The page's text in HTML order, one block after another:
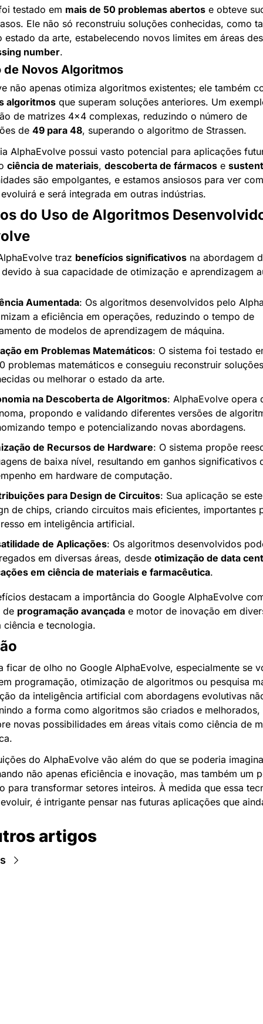
testado em mais de 50 problemas abertos
Ele não só reconstruiu soluções conhecidas, como
estado da arte, estabelecendo novos limites em áreas
number.
de Novos Algoritmos
algoritmos que superam soluções anteriores. Um
de matrizes 4x4 complexas, reduzindo o número de
de 49 para 48, superando o algoritmo de Strassen.
AlphaEvolve possui vasto potencial para aplicações
ciência de materiais, descoberta de fármacos e
são empolgantes, e estamos ansiosos para ver
e será integrada em outras indústrias.
do Uso de Algoritmos
traz benefícios significativos na abordagem
à sua capacidade de otimização e aprendizagem
Aumentada: Os algoritmos desenvolvidos pelo
a eficiência em operações, reduzindo o tempo de
de modelos de aprendizagem de máquina.
em Problemas Matemáticos: O sistema foi testado
problemas matemáticos e conseguiu reconstruir soluções
ou melhorar o estado da arte.
na Descoberta de Algoritmos: AlphaEvolve opera
propondo e validando diferentes versões de
tempo e potencializando novas abordagens.
de Recursos de Hardware: O sistema propõe
de baixa nível, resultando em ganhos significativos
em hardware de computação.
para Design de Circuitos: Sua aplicação se
de chips, criando circuitos mais eficientes, importantes
em inteligência artificial.
de Aplicações: Os algoritmos desenvolvidos
em diversas áreas, desde otimização de data
em ciência de materiais e farmacêutica.
destacam a importância do Google AlphaEvolve
de programação avançada e motor de inovação em
ciência e tecnologia.
ficar de olho no Google AlphaEvolve, especialmente se
programação, otimização de algoritmos ou pesquisa
da inteligência artificial com abordagens evolutivas
a forma como algoritmos são criados e melhorados,
novas possibilidades em áreas vitais como ciência de
do AlphaEvolve vão além do que se poderia
não apenas eficiência e inovação, mas também um
para transformar setores inteiros. À medida que essa
é intrigante pensar nas futuras aplicações que
artigos